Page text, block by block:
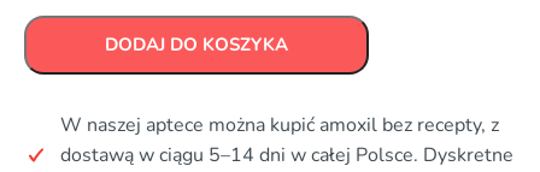
DODAJ DO KOSZYKA
W naszej aptece można kupić amoxil bez recepty, z
dostawą w ciągu 5–14 dni w całej Polsce. Dyskretne